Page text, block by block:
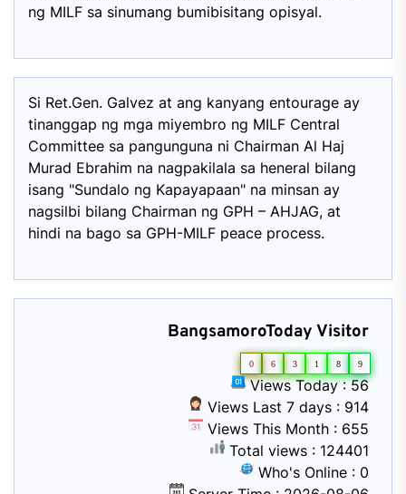
ng MILF sa sinumang bumibisitang opisyal.
Si Ret.Gen. Galvez at ang kanyang entourage ay
tinanggap ng mga miyembro ng MILF Central
Committee sa pangunguna ni Chairman Al Haj
Murad Ebrahim na nagpakilala sa heneral bilang
isang "Sundalo ng Kapayapaan" na minsan ay
nagsilbi bilang Chairman ng GPH – AHJAG, at
hindi na bago sa GPH-MILF peace process.
BangsamoroToday Visitor
0 6 3 1 8 9
Views Today : 56
Views Last 7 days : 914
Views This Month : 655
Total views : 124401
Who's Online : 0